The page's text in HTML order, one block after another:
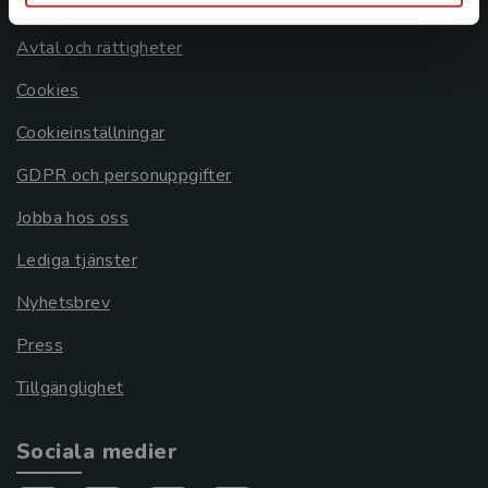
Om oss
Avtal och rättigheter
Cookies
Cookieinställningar
GDPR och personuppgifter
Jobba hos oss
Lediga tjänster
Nyhetsbrev
Press
Tillgänglighet
Sociala medier